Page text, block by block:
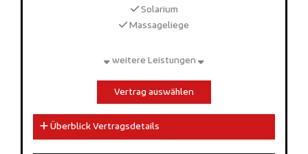
Solarium
Massageliege
weitere Leistungen
Vertrag auswählen
Überblick Vertragsdetails